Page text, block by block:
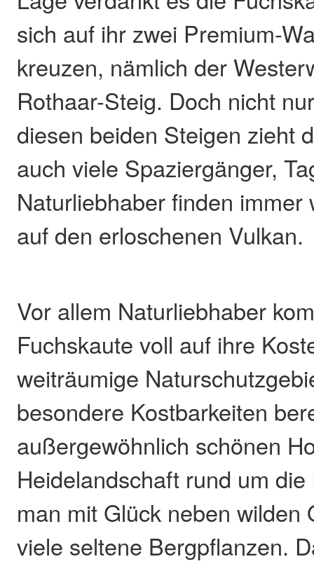
sich auf ihr zwei Premium-
kreuzen, nämlich der
Rothaar-Steig. Doch nicht
diesen beiden Steigen zieht
auch viele Spaziergänger,
Naturliebhaber finden immer
auf den erloschenen Vulkan.
Vor allem Naturliebhaber
Fuchskaute voll auf ihre
weiträumige
besondere Kostbarkeiten
außergewöhnlich schönen
Heidelandschaft rund um
man mit Glück neben wilden
viele seltene Bergpflanzen.